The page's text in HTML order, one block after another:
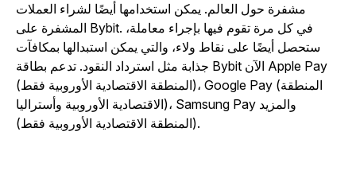
مشفرة حول العالم. يمكن استخدامها أيضًا لشراء العملات
المشفرة على Bybit. في كل مرة تقوم فيها بإجراء معاملة،
ستحصل أيضًا على نقاط ولاء، والتي يمكن استبدالها بمكافآت
جذابة مثل استرداد النقود. تدعم بطاقة Bybit الآن Apple Pay
(المنطقة الاقتصادية الأوروبية فقط)، Google Pay (المنطقة
الاقتصادية الأوروبية وأستراليا)، Samsung Pay والمزيد